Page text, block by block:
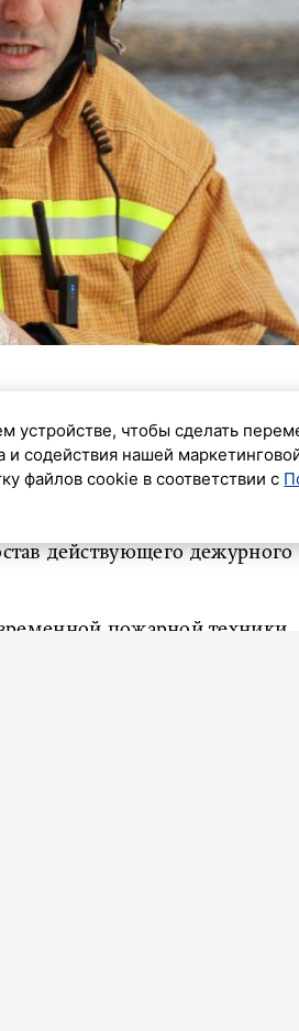
МЧС Санкт-Петербурга
на ограничения по
Спасатели не просто
действующего дежурного
пожарной техники,
устройстве, чтобы сделать
содействия нашей
файлов cookie в соответствии с